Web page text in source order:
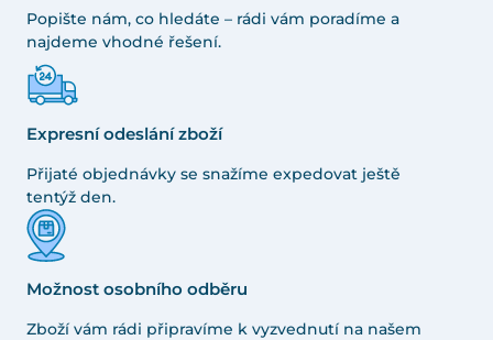
Popište nám, co hledáte – rádi vám poradíme a
najdeme vhodné řešení.
Expresní odeslání zboží
Přijaté objednávky se snažíme expedovat ještě
tentýž den.
Možnost osobního odběru
Zboží vám rádi připravíme k vyzvednutí na našem